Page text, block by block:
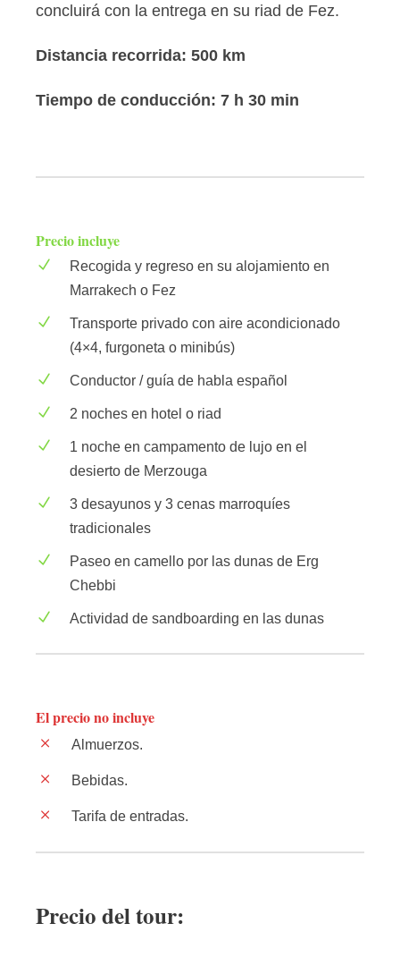
concluirá con la entrega en su riad de Fez.
Distancia recorrida: 500 km
Tiempo de conducción: 7 h 30 min
Precio incluye
Recogida y regreso en su alojamiento en
Marrakech o Fez
Transporte privado con aire acondicionado
(4×4, furgoneta o minibús)
Conductor / guía de habla español
2 noches en hotel o riad
1 noche en campamento de lujo en el
desierto de Merzouga
3 desayunos y 3 cenas marroquíes
tradicionales
Paseo en camello por las dunas de Erg
Chebbi
Actividad de sandboarding en las dunas
El precio no incluye
Almuerzos.
Bebidas.
Tarifa de entradas.
Precio del tour: